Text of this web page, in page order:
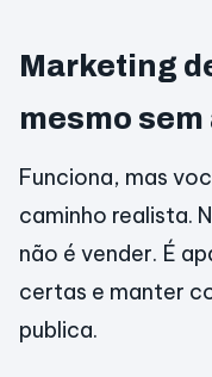
Marketing
mesmo
Funciona, mas
caminho realista.
não é vender. É
certas e manter
publica.